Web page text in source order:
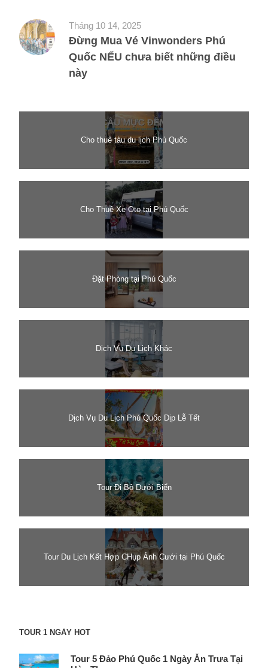
Tháng 10 14, 2025
Đừng Mua Vé Vinwonders Phú
Quốc NẾU chưa biết những điều
này
Cho thuê tàu du lịch Phú Quốc
Cho Thuê Xe Oto tại Phú Quốc
Đặt Phòng tại Phú Quốc
Dịch Vụ Du Lịch Khác
Dịch Vụ Du Lịch Phú Quốc Dịp Lễ Tết
Tour Đi Bộ Dưới Biển
Tour Du Lịch Kết Hợp CHụp Ảnh Cưới tại Phú Quốc
TOUR 1 NGÀY HOT
Tour 5 Đảo Phú Quốc 1 Ngày Ăn Trưa Tại